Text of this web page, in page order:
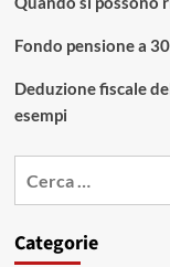
Fondo pensione a
Deduzione fiscale
esempi
Categorie